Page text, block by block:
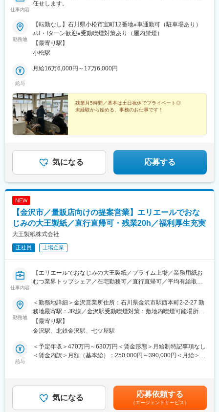
仕事内容
任せします。
勤務地
【転勤なし】石川県小松市宝町12番地※車通勤可（駐車場あり）
※U・Iターン歓迎※受動喫煙対策あり（屋内禁煙）
【最寄り駅】
小松駅
給与
月給16万6,000円～17万6,000円
残業月5時間／基本は土日祝休でプライベート◎
未経験から始める、事務のお仕事です！
気になる 応募する
NEW
【金沢市／量販店向けの提案営業】エリエールでおな
じみの大王製紙／直行直帰可・残業20h／福利厚生充実
大王製紙株式会社
正社員 上場企業
仕事内容
【エリエールでおなじみの大王製紙／プライム上場／業務用紙お
むつ業界トップシェア／在宅勤務可／直行直帰可／平均有給取得
■求人概要：
当社は段ボール原紙や印刷用紙などあらゆる種類の紙製品をはじ
め、赤ちゃんからお年寄りまで幅広い年代の人々の暮らしを支え
るパーソナルケア用品まで、様々な分野で社会に貢献する、国内
トップクラスの総合製紙メーカーです。同社の成長ドライバーで
ある「ホーム＆パーソナルケア事業」の法人営業職として同社製
品を用いて、量販店向けの営業としてご活躍いただきます。
スーパーマーケットやドラックストアなどの既存顧客を対象に販
売店様のPOSデータを基に販売動向の分析や課題抽出を通して課
題解決につながる品揃えや販促企画を提案しています。自社商品
勤務地
＜勤務地詳細＞金沢営業所住所：石川県金沢市駅西本町2-2-27 勤
務地最寄駅：JR線／金沢駅受動喫煙対策：敷地内喫煙可能場所あ
り変更の範囲：会社の定める事業所（リモートワーク含む）
【最寄り駅】
金沢駅、北鉄金沢駅、七ツ屋駅
給与
＜予定年収＞470万円～630万円＜賃金形態＞月給制特記事項なし
＜賃金内訳＞月額（基本給）：250,000円～390,000円＜月給＞
定により優遇します。※賞与：年2回（4.49ヶ月分／過去実績）賃
金はあくまでも目安の金額であり、選考を通じて上下する可能性
があります。月給(月額)は固定手当を含めた表記です。
気になる 応募依頼する
（エージェントサービス）